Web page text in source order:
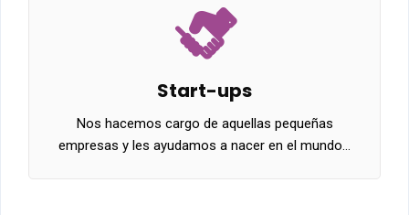
Start-ups
Nos hacemos cargo de aquellas pequeñas
empresas y les ayudamos a nacer en el mundo…